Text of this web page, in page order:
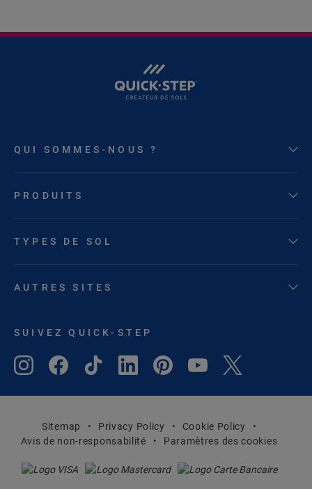
QUI SOMMES-NOUS ?
PRODUITS
TYPES DE SOL
AUTRES SITES
SUIVEZ QUICK-STEP
Sitemap Privacy Policy
Cookie Policy
Avis de non-responsabilité
Paramètres des cookies